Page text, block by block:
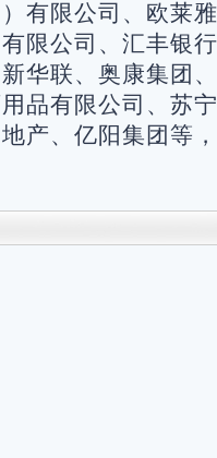
有限公司、欧莱
限公司、汇丰银
华联、奥康集团
品有限公司、苏
产、亿阳集团等